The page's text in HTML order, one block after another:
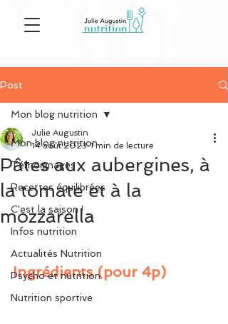
Post
Mon blog nutrition
Témoignages
Recettes équilibrées
C'est la saison !
Infos nutrition
Actualités Nutrition
Psycho et nutrition
Nutrition sportive
Mon blog nutrition
Pâtes aux aubergines, à
la tomate et à la
mozzarella
Julie Augustin
14 août 2023 1 min de lecture
Ingrédients (pour 4p)